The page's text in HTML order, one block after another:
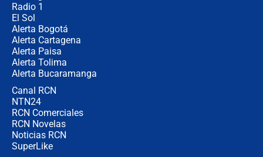
Radio 1
El Sol
Alerta Bogotá
Alerta Cartagena
Alerta Paisa
Alerta Tolima
Alerta Bucaramanga
Canal RCN
NTN24
RCN Comerciales
RCN Novelas
Noticias RCN
SuperLike